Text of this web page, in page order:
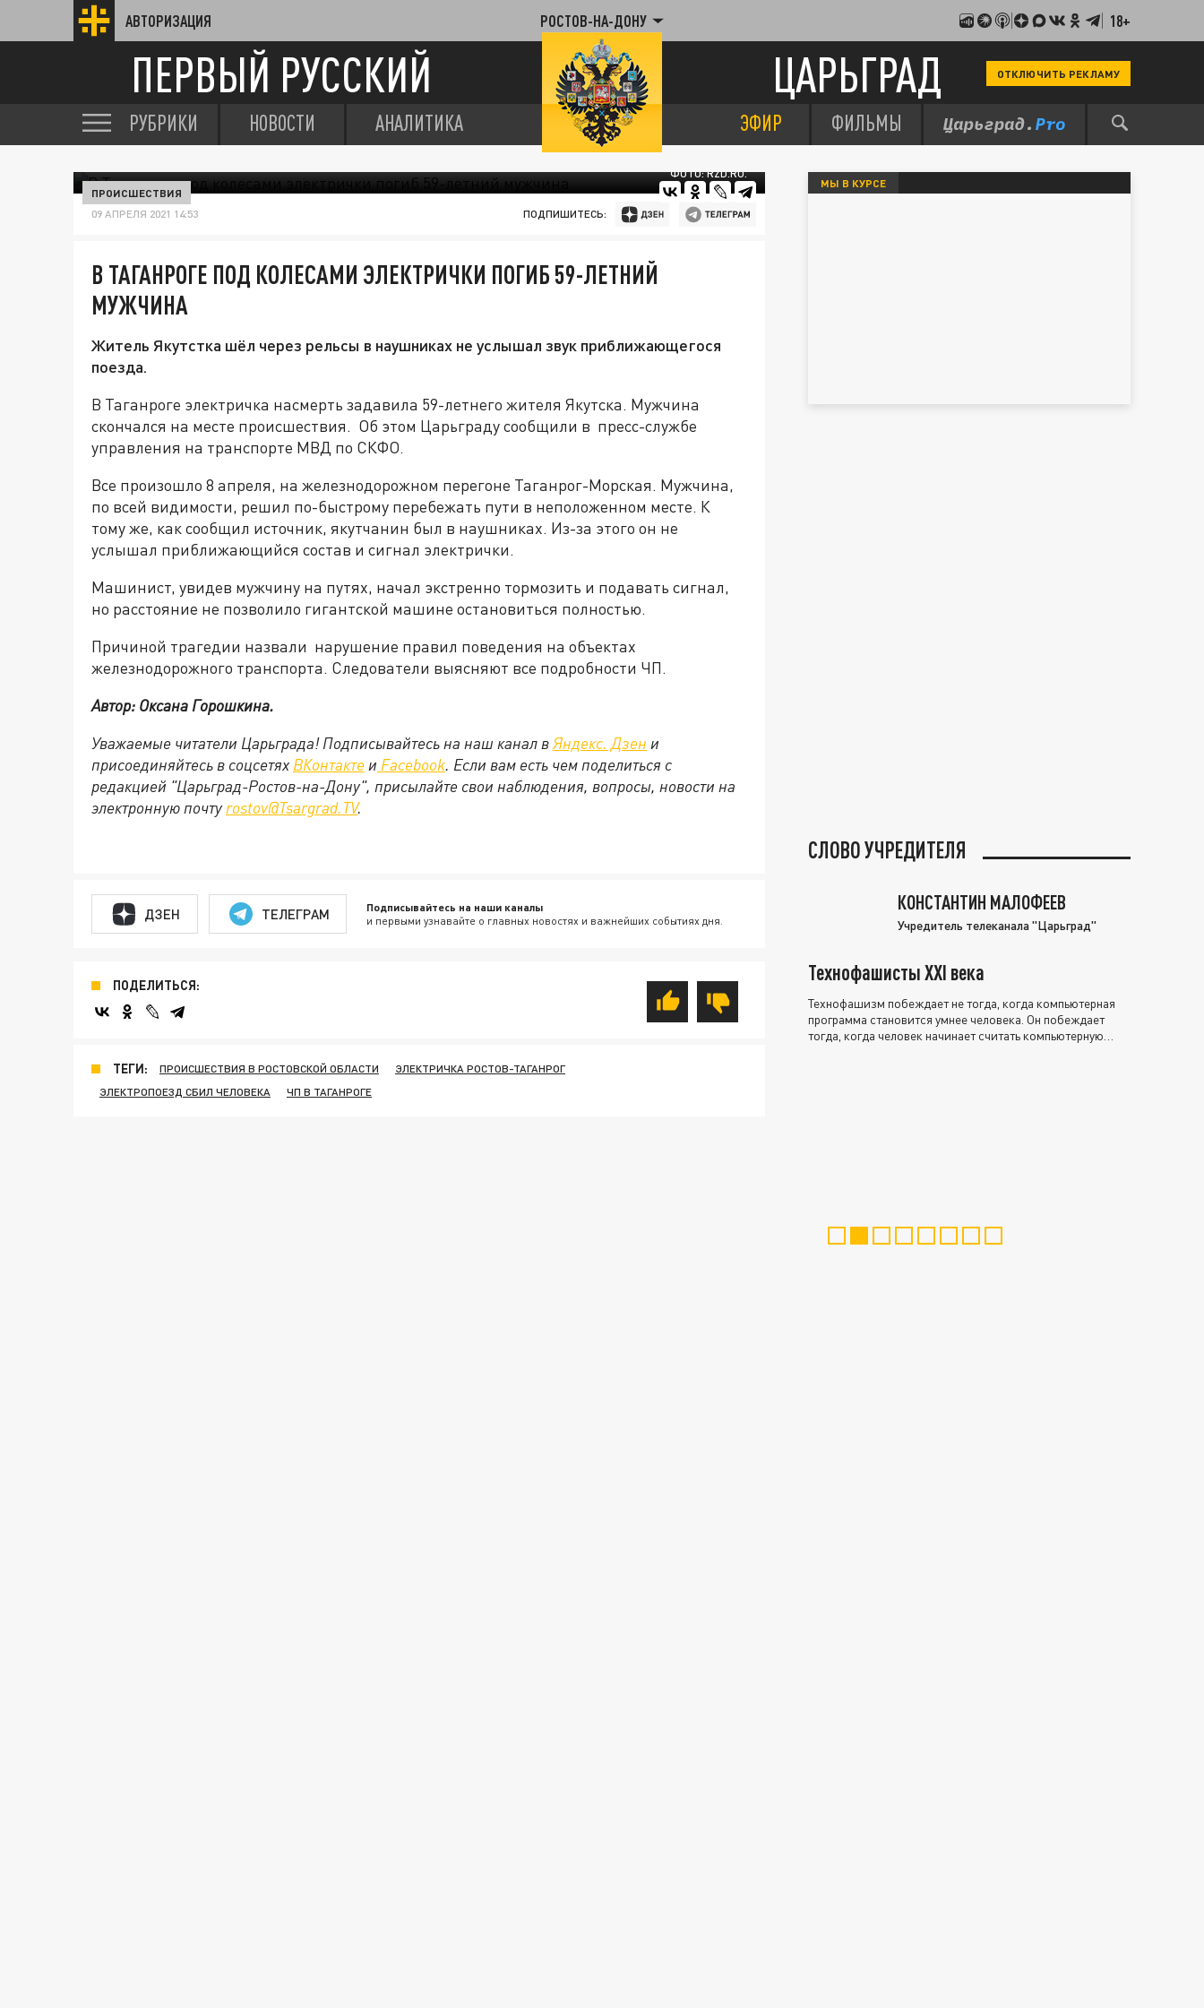
АВТОРИЗАЦИЯ РОСТОВ-НА-ДОНУ 18+
ПЕРВЫЙ РУССКИЙ ЦАРЬГРАД ОТКЛЮЧИТЬ РЕКЛАМУ
РУБРИКИ НОВОСТИ АНАЛИТИКА ЭФИР ФИЛЬМЫ
ФОТО: RZD.RU.
ПРОИСШЕСТВИЯ
09 АПРЕЛЯ 2021 14:53 ПОДПИШИТЕСЬ:
В ТАГАНРОГЕ ПОД КОЛЕСАМИ ЭЛЕКТРИЧКИ ПОГИБ 59-ЛЕТНИЙ
МУЖЧИНА
Житель Якутстка шёл через рельсы в наушниках не услышал звук приближающегося
поезда.
В Таганроге электричка насмерть задавила 59-летнего жителя Якутска. Мужчина
скончался на месте происшествия. Об этом Царьграду сообщили в пресс-службе
управления на транспорте МВД по СКФО.
Все произошло 8 апреля, на железнодорожном перегоне Таганрог-Морская. Мужчина,
по всей видимости, решил по-быстрому перебежать пути в неположенном месте. К
тому же, как сообщил источник, якутчанин был в наушниках. Из-за этого он не
услышал приближающийся состав и сигнал электрички.
Машинист, увидев мужчину на путях, начал экстренно тормозить и подавать сигнал,
но расстояние не позволило гигантской машине остановиться полностью.
Причиной трагедии назвали нарушение правил поведения на объектах
железнодорожного транспорта. Следователи выясняют все подробности ЧП.
Автор: Оксана Горошкина.
Уважаемые читатели Царьграда! Подписывайтесь на наш канал вЯндекс. Дзен и
присоединяйтесь в соцсетях ВКонтакте и Facebook. Если вам есть чем поделиться с
редакцией "Царьград-Ростов-на-Дону", присылайте свои наблюдения, вопросы, новости на
электронную почту rostov@Tsargrad.TV.
ДЗЕН ТЕЛЕГРАМ Подписывайтесь на наши каналы
и первыми узнавайте о главных новостях и важнейших событиях дня.
ПОДЕЛИТЬСЯ:
ТЕГИ: ПРОИСШЕСТВИЯ В РОСТОВСКОЙ ОБЛАСТИ
ЭЛЕКТРИЧКА РОСТОВ-ТАГАНРОГ
ЭЛЕКТРОПОЕЗД СБИЛ ЧЕЛОВЕКА
ЧП В ТАГАНРОГЕ
МЫ В КУРСЕ
СЛОВО УЧРЕДИТЕЛЯ
КОНСТАНТИН МАЛОФЕЕВ
Учредитель телеканала "Царьград"
Технофашисты XXI века
Технофашизм побеждает не тогда, когда компьютерная
программа становится умнее человека. Он побеждает
тогда, когда человек начинает считать компьютерную